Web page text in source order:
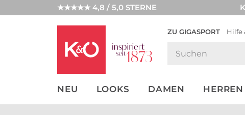
★★★★★ 4,8 / 5,0 STERNE
ZU GIGASPORT Hilfe
NEU LOOKS DAMEN HERREN
NEW IN
WEDDING